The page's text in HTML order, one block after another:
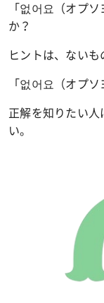
「없어요（オプ
か？
ヒントは、ないも
「없어요（オプ
正解を知りたい
い。